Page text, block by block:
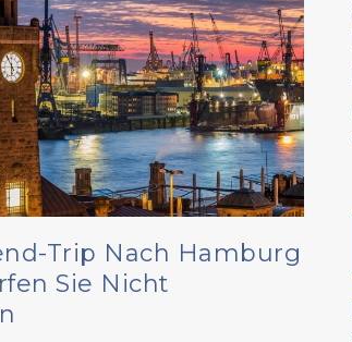
Trip Nach Hamburg
Sie Nicht